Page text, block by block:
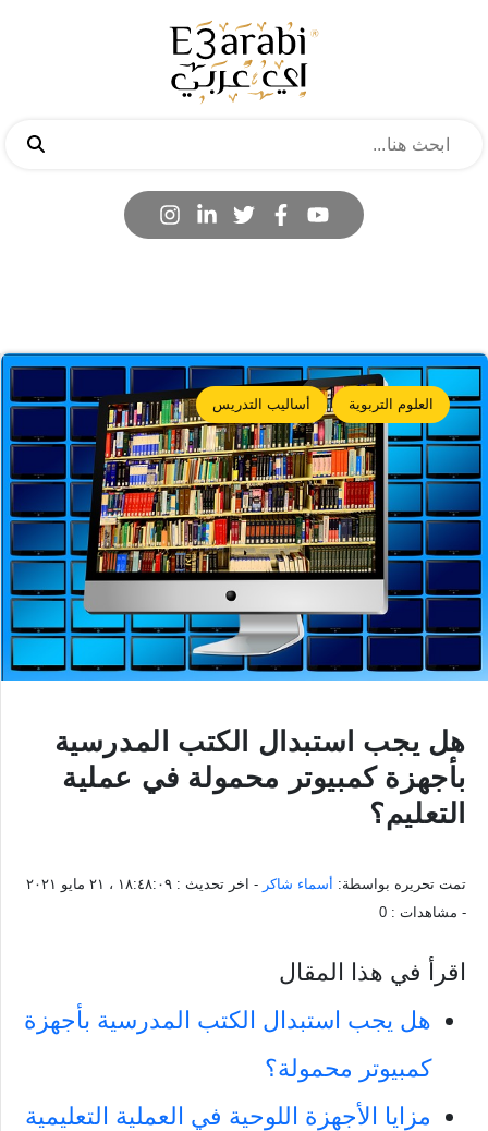
العلوم التربوية أساليب التدريس
هل يجب استبدال الكتب المدرسية
بأجهزة كمبيوتر محمولة في عملية
التعليم؟
تمت تحريره بواسطة: أسماء شاكر - اخر تحديث : ١٨:٤٨:٠٩ ، ٢١ مايو ٢٠٢١
- مشاهدات : 0
اقرأ في هذا المقال
هل يجب استبدال الكتب المدرسية بأجهزة
كمبيوتر محمولة؟
مزايا الأجهزة اللوحية في العملية التعليمية